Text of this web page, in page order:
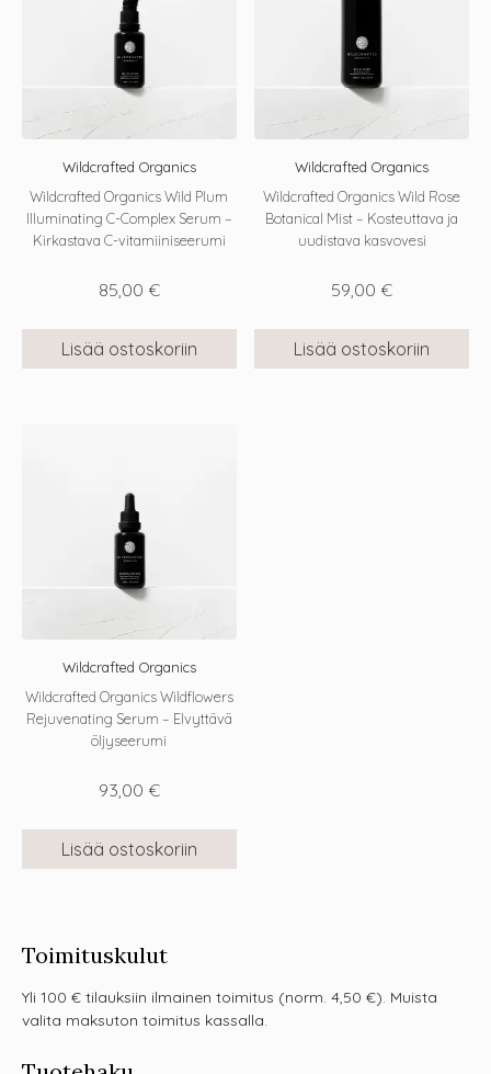
Wildcrafted Organics
Wildcrafted Organics Wild Plum
Illuminating C-Complex Serum –
Kirkastava C-vitamiiniseerumi
85,00 €
Lisää ostoskoriin
Wildcrafted Organics
Wildcrafted Organics Wild Rose
Botanical Mist – Kosteuttava ja
uudistava kasvovesi
59,00 €
Lisää ostoskoriin
Wildcrafted Organics
Wildcrafted Organics Wildflowers
Rejuvenating Serum – Elvyttävä
öljyseerumi
93,00 €
Lisää ostoskoriin
Toimituskulut
Yli 100 € tilauksiin ilmainen toimitus (norm. 4,50 €). Muista
valita maksuton toimitus kassalla.